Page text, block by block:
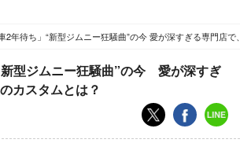
2年待ち」“新型ジムニー狂騒曲”の今 愛が深すぎる専門店
新型ジムニー狂騒曲”の今 愛が深すぎ
カスタムとは？